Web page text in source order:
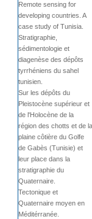
Remote sensing for
developing countries. A
case study of Tunisia.
Stratigraphie,
sédimentologie et
diagenèse des dépôts
tyrrhéniens du sahel
tunisien.
Sur les dépôts du
Pleistocène supérieur et
de l'Holocène de la
région des chotts et de la
plaine côtière du Golfe
de Gabès (Tunisie) et
leur place dans la
stratigraphie du
Quaternaire.
Tectonique et
Quaternaire moyen en
Méditérranée.